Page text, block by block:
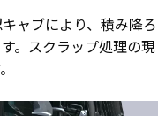
ャブにより、積み降ろ
。スクラップ処理の現